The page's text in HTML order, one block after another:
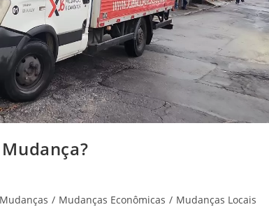
Mudanças / Mudanças Econômicas / Mudanças Locais